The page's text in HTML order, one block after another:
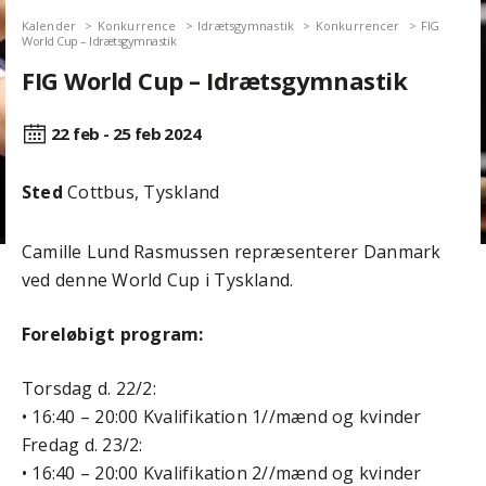
Kalender Konkurrence Idrætsgymnastik Konkurrencer
FIG
World Cup – Idrætsgymnastik
FIG World Cup – Idrætsgymnastik
22 feb - 25 feb 2024
Sted Cottbus, Tyskland
Camille Lund Rasmussen repræsenterer Danmark
ved denne World Cup i Tyskland.
Foreløbigt program:
Torsdag d. 22/2:
• 16:40 – 20:00 Kvalifikation 1//mænd og kvinder
Fredag d. 23/2:
• 16:40 – 20:00 Kvalifikation 2//mænd og kvinder